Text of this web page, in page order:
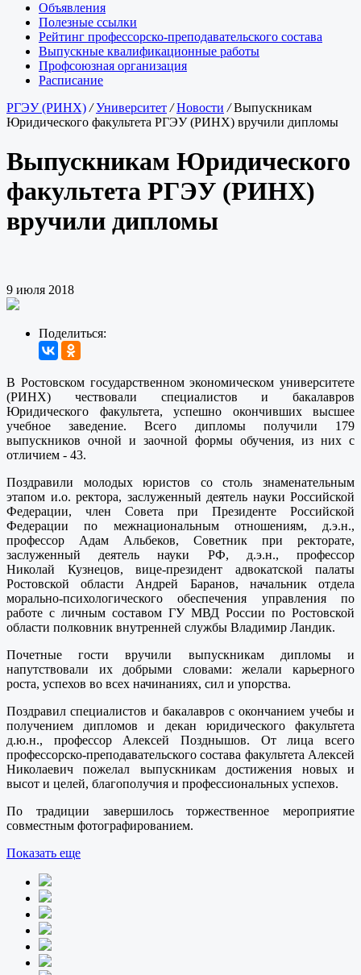
Объявления
Полезные ссылки
Рейтинг профессорско-преподавательского состава
Выпускные квалификационные работы
Профсоюзная организация
Расписание
РГЭУ (РИНХ) /Университет /Новости /Выпускникам
Юридического факультета РГЭУ (РИНХ) вручили дипломы
Выпускникам Юридического
факультета РГЭУ (РИНХ)
вручили дипломы
9 июля 2018
Поделиться:
В Ростовском государственном экономическом университете
(РИНХ) чествовали специалистов и бакалавров
Юридического факультета, успешно окончивших высшее
учебное заведение. Всего дипломы получили 179
выпускников очной и заочной формы обучения, из них с
отличием - 43.
Поздравили молодых юристов со столь знаменательным
этапом и.о. ректора, заслуженный деятель науки Российской
Федерации, член Совета при Президенте Российской
Федерации по межнациональным отношениям, д.э.н.,
профессор Адам Альбеков, Советник при ректорате,
заслуженный деятель науки РФ, д.э.н., профессор
Николай Кузнецов, вице-президент адвокатской палаты
Ростовской области Андрей Баранов, начальник отдела
морально-психологического обеспечения управления по
работе с личным составом ГУ МВД России по Ростовской
области полковник внутренней службы Владимир Ландик.
Почетные гости вручили выпускникам дипломы и
напутствовали их добрыми словами: желали карьерного
роста, успехов во всех начинаниях, сил и упорства.
Поздравил специалистов и бакалавров с окончанием учебы и
получением дипломов и декан юридического факультета
д.ю.н., профессор Алексей Позднышов. От лица всего
профессорско-преподавательского состава факультета Алексей
Николаевич пожелал выпускникам достижения новых и
высот и целей, благополучия и профессиональных успехов.
По традиции завершилось торжественное мероприятие
совместным фотографированием.
Показать еще